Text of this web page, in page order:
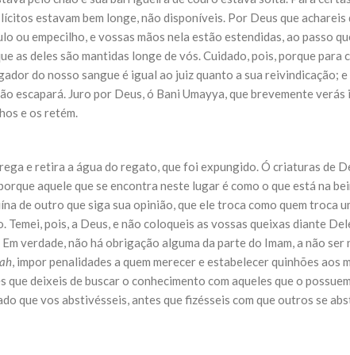
NOTÍCIAS
3 DE JULHO DE 2014
Centro Islâmico no Brasil recebe o ex-ministro
Relações Exteriores da República Islâmica do
Na noite da quinta-feira, 03 de Abril, o Centro Islâmico no Brasil
sede, em São Paulo, o ex-ministro das Relações Exteriores da
do Irã, Sr. Kamal Kharrazi, que encontra-se visitando
estavam bem longe, não disponíveis. Por Deus que achareis
empecilho, e vossas mãos nela estão estendidas, ao passo
as deles são mantidas longe de vós. Cuidado, pois, porque para
do nosso sangue é igual ao juiz quanto a sua reivindicação;
escapará. Juro por Deus, ó Bani Umayya, que brevemente verás
e os retém.
e retira a água do regato, que foi expungido. Ó criaturas de
aquele que se encontra neste lugar é como o que está na
de outro que siga sua opinião, que ele troca como quem troca
pois, a Deus, e não coloqueis as vossas queixas diante
verdade, não há obrigação alguma da parte do Imam, a não ser
, impor penalidades a quem merecer e estabelecer quinhões aos
deixeis de buscar o conhecimento com aqueles que o
que vos abstivésseis, antes que fizésseis com que outros se